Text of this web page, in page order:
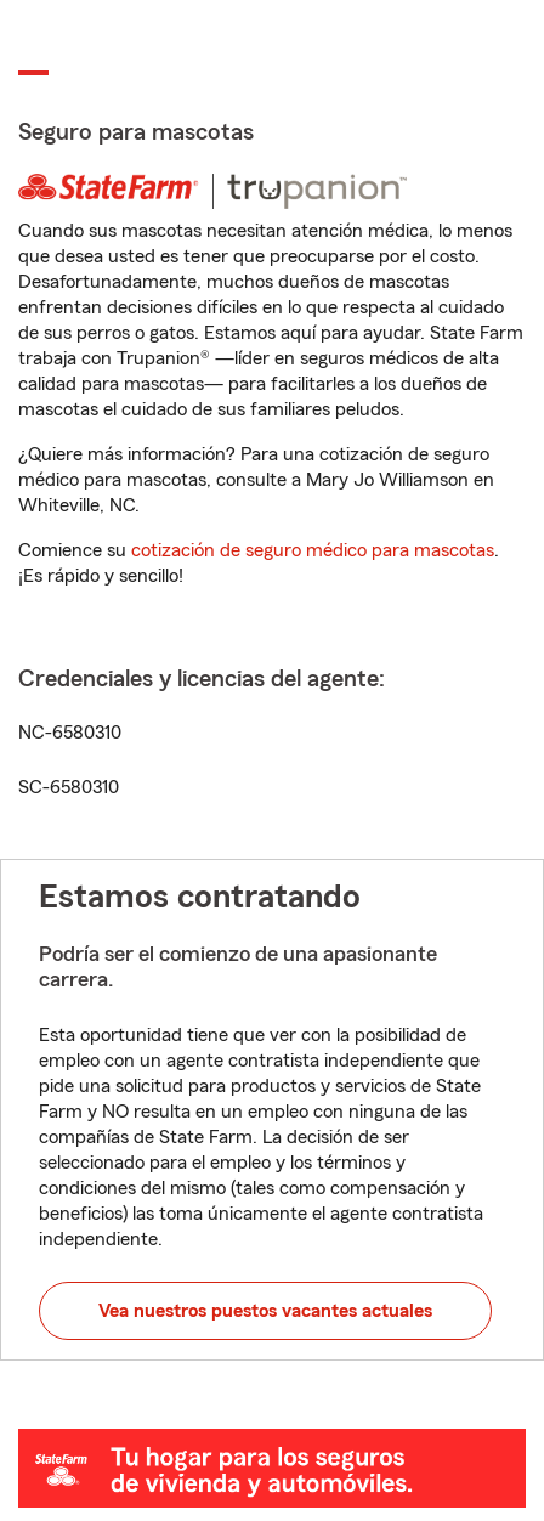
Seguro para mascotas
Cuando sus mascotas necesitan atención médica, lo menos
que desea usted es tener que preocuparse por el costo.
Desafortunadamente, muchos dueños de mascotas
enfrentan decisiones difíciles en lo que respecta al cuidado
de sus perros o gatos. Estamos aquí para ayudar. State Farm
trabaja con Trupanion® —líder en seguros médicos de alta
calidad para mascotas— para facilitarles a los dueños de
mascotas el cuidado de sus familiares peludos.
¿Quiere más información? Para una cotización de seguro
médico para mascotas, consulte a Mary Jo Williamson en
Whiteville, NC.
Comience su cotización de seguro médico para mascotas.
¡Es rápido y sencillo!
Credenciales y licencias del agente:
NC-6580310
SC-6580310
Estamos contratando
Podría ser el comienzo de una apasionante
carrera.
Esta oportunidad tiene que ver con la posibilidad de
empleo con un agente contratista independiente que
pide una solicitud para productos y servicios de State
Farm y NO resulta en un empleo con ninguna de las
compañías de State Farm. La decisión de ser
seleccionado para el empleo y los términos y
condiciones del mismo (tales como compensación y
beneficios) las toma únicamente el agente contratista
independiente.
Vea nuestros puestos vacantes actuales